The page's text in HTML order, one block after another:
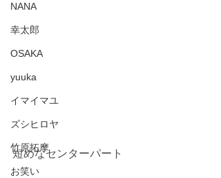
NANA
幸太郎
OSAKA
yuuka
イマイマユ
ズシヒロヤ
竹原拓摩
お笑い
短めなセンターパート